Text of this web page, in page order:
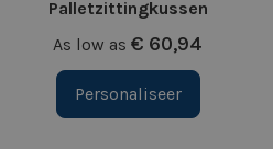
Palletzittingkussen
As low as € 60,94
Personaliseer